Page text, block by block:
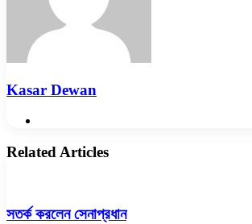
Kasar Dewan
Related Articles
সতর্ক করলেন সেনাপ্রধান